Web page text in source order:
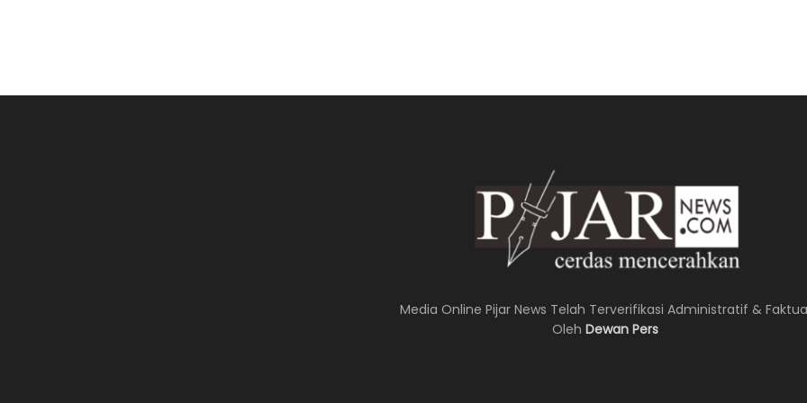
Media Online Pijar News Telah Terverifikasi Administratif &
Oleh Dewan Pers